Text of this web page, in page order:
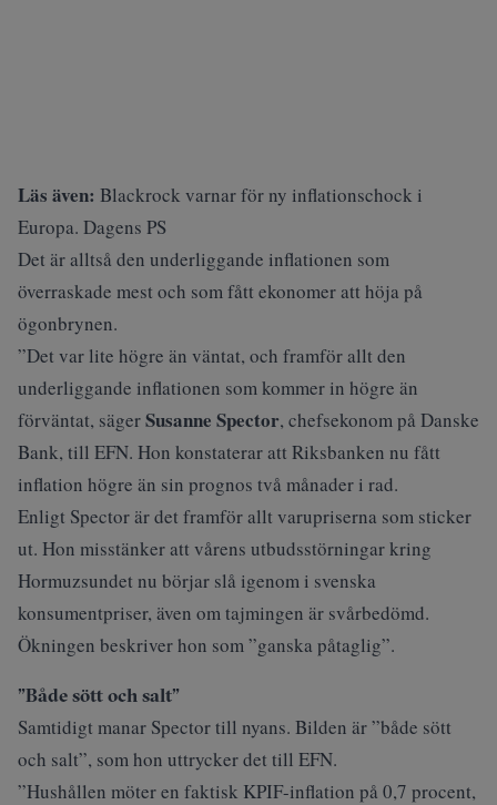
Läs även: Blackrock varnar för ny inflationschock i
Europa. Dagens PS
Det är alltså den underliggande inflationen som
överraskade mest och som fått ekonomer att höja på
ögonbrynen.
”Det var lite högre än väntat, och framför allt den
underliggande inflationen som kommer in högre än
förväntat, sägerSusanne Spector, chefsekonom på Danske
Bank, till EFN. Hon konstaterar att Riksbanken nu fått
inflation högre än sin prognos två månader i rad.
Enligt Spector är det framför allt varupriserna som sticker
ut. Hon misstänker att vårens utbudsstörningar kring
Hormuzsundet nu börjar slå igenom i svenska
konsumentpriser, även om tajmingen är svårbedömd.
Ökningen beskriver hon som ”ganska påtaglig”.
”Både sött och salt”
Samtidigt manar Spector till nyans. Bilden är ”både sött
och salt”, som hon uttrycker det till EFN.
”Hushållen möter en faktisk KPIF-inflation på 0,7 procent,